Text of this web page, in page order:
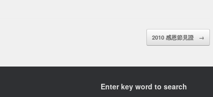
2010 感恩節見證 →
Enter key word to search